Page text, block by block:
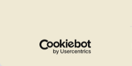
automobile.at